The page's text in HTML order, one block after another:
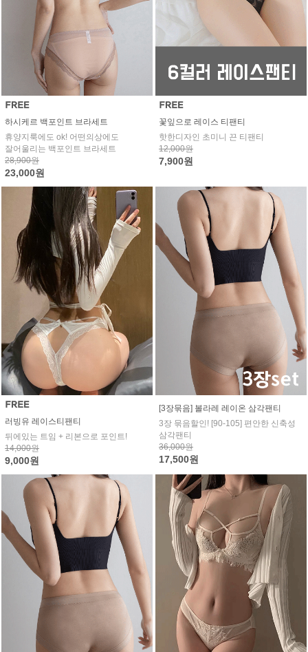
하시케르 백포인트 브라세트
휴양지룩에도 ok! 어떤의상에도
잘어울리는 백포인트 브라세트
28,900원
23,000원
꽃잎으로 레이스 티팬티
핫한디자인 초미니 끈 티팬티
12,000원
7,900원
러빙유 레이스티팬티
뒤에있는 트임 + 리본으로 포인트!
14,000원
9,000원
[3장묶음] 볼라레 레이온 삼각팬티
3장 묶음할인! [90-105] 편안한 신축성
삼각팬티
36,000원
17,500원